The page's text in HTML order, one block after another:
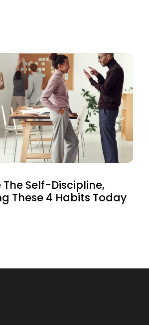
The Self-Discipline,
These 4 Habits Today